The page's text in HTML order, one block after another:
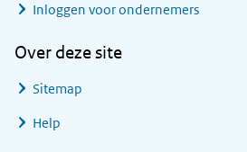
Inloggen voor ondernemers
Over deze site
Sitemap
Help